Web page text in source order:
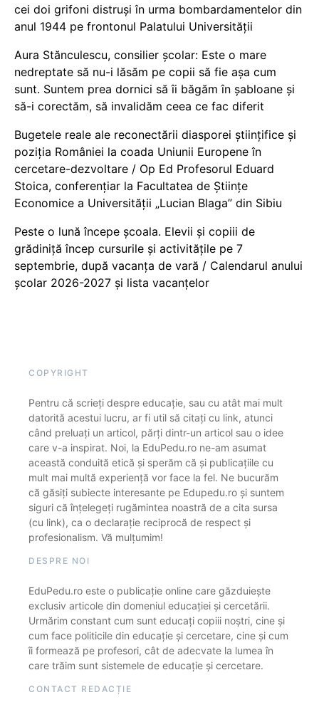
cei doi grifoni distruși în urma bombardamentelor din
anul 1944 pe frontonul Palatului Universității
Aura Stănculescu, consilier școlar: Este o mare
nedreptate să nu-i lăsăm pe copii să fie așa cum
sunt. Suntem prea dornici să îi băgăm în șabloane și
să-i corectăm, să invalidăm ceea ce fac diferit
Bugetele reale ale reconectării diasporei științifice și
poziția României la coada Uniunii Europene în
cercetare-dezvoltare / Op Ed Profesorul Eduard
Stoica, conferențiar la Facultatea de Științe
Economice a Universității „Lucian Blaga” din Sibiu
Peste o lună începe școala. Elevii și copiii de
grădiniță încep cursurile și activitățile pe 7
septembrie, după vacanța de vară / Calendarul anului
școlar 2026-2027 și lista vacanțelor
COPYRIGHT
Pentru că scrieți despre educație, sau cu atât mai mult
datorită acestui lucru, ar fi util să citați cu link, atunci
când preluați un articol, părți dintr-un articol sau o idee
care v-a inspirat. Noi, la EduPedu.ro ne-am asumat
această conduită etică și sperăm că și publicațiile cu
mult mai multă experiență vor face la fel. Ne bucurăm
că găsiți subiecte interesante pe Edupedu.ro și suntem
siguri că înțelegeți rugămintea noastră de a cita sursa
(cu link), ca o declarație reciprocă de respect și
profesionalism. Vă mulțumim!
DESPRE NOI
EduPedu.ro este o publicație online care găzduiește
exclusiv articole din domeniul educației și cercetării.
Urmărim constant cum sunt educați copiii noștri, cine și
cum face politicile din educație și cercetare, cine și cum
îi formează pe profesori, cât de adecvate la lumea în
care trăim sunt sistemele de educație și cercetare.
CONTACT REDACȚIE